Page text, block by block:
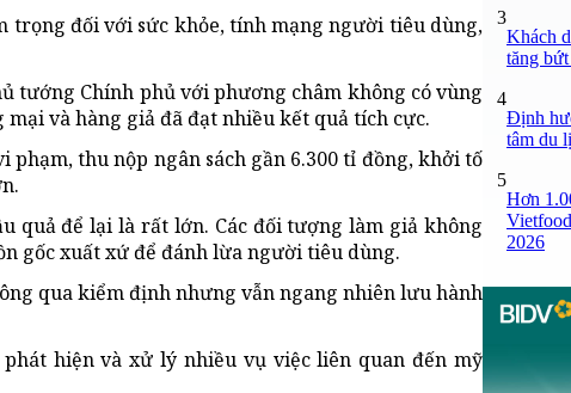
trọng đối với sức khỏe, tính mạng người tiêu dùng,
tướng Chính phủ với phương châm không có vùng
và hàng giả đã đạt nhiều kết quả tích cực.
phạm, thu nộp ngân sách gần 6.300 tỉ đồng, khởi tố
quả để lại là rất lớn. Các đối tượng làm giả không
gốc xuất xứ để đánh lừa người tiêu dùng.
qua kiểm định nhưng vẫn ngang nhiên lưu hành
hiện và xử lý nhiều vụ việc liên quan đến mỹ
3
Khách
tăng
4
Định
tâm du
5
Hơn
2026